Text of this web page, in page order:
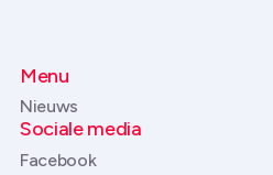
Menu
Nieuws
Sociale media
Facebook